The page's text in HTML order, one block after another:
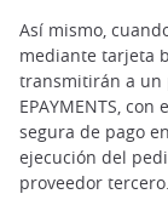
Así mismo,
mediante tarjeta
transmitirán a un
EPAYMENTS,
segura de pago
ejecución del
proveedor tercero.